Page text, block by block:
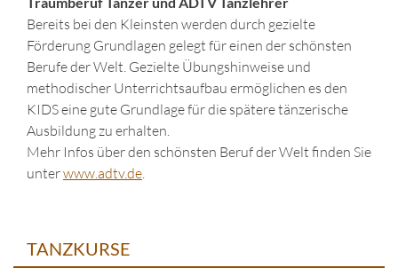
Bereits bei den Kleinsten werden durch gezielte
Förderung Grundlagen gelegt für einen der schönsten
Berufe der Welt. Gezielte Übungshinweise und
methodischer Unterrichtsaufbau ermöglichen es den
KIDS eine gute Grundlage für die spätere tänzerische
Ausbildung zu erhalten.
Mehr Infos über den schönsten Beruf der Welt finden Sie
unterwww.adtv.de
TANZKURSE